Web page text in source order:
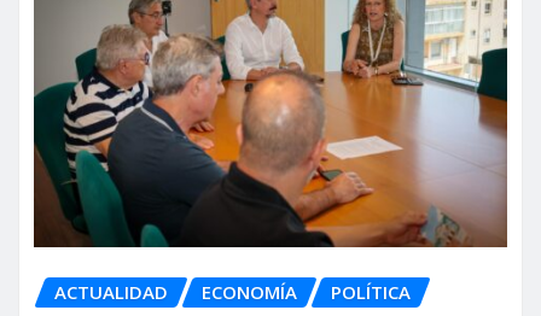
ACTUALIDAD ECONOMÍA POLÍTICA